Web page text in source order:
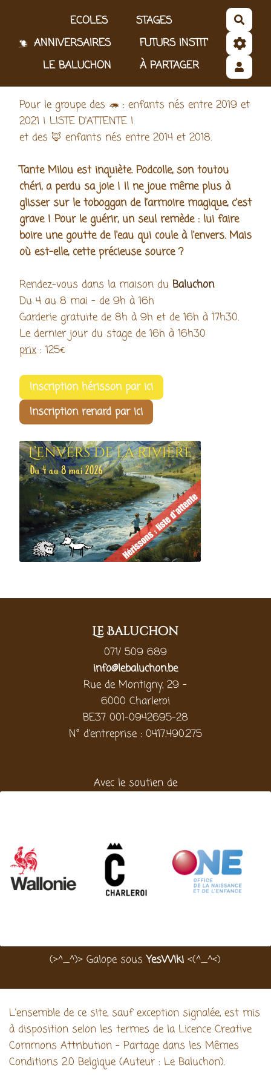
Aller au contenu principal
ECOLES
STAGES
ANNIVERSAIRES
FUTURS INSTIT'
LE BALUCHON
À PARTAGER
Pour le groupe des 🦔 : enfants nés entre 2019 et
2021 ! LISTE D'ATTENTE !
et des 🦊 enfants nés entre 2014 et 2018.
Tante Milou est inquiète. Podcolle, son toutou
chéri, a perdu sa joie ! Il ne joue même plus à
glisser sur le toboggan de l’armoire magique, c'est
grave ! Pour le guérir, un seul remède : lui faire
boire une goutte de l'eau qui coule à l'envers. Mais
où est-elle, cette précieuse source ?
Rendez-vous dans la maison du Baluchon
Du 4 au 8 mai - de 9h à 16h
Garderie gratuite de 8h à 9h et de 16h à 17h30.
Le dernier jour du stage de 16h à 16h30
prix : 125€
Inscription hérisson par ici
Inscription renard par ici
Le Baluchon
071/ 509 689
info@lebaluchon.be
Rue de Montigny, 29 -
6000 Charleroi
BE37 001-0942695-28
N° d'entreprise : 0417.490.275
Avec le soutien de
(>^_^)> Galope sousYesWiki <(^_^<)
L'ensemble de ce site, sauf exception signalée, est mis
à disposition selon les termes de la Licence Creative
Commons Attribution - Partage dans les Mêmes
Conditions 2.0 Belgique (Auteur : Le Baluchon).